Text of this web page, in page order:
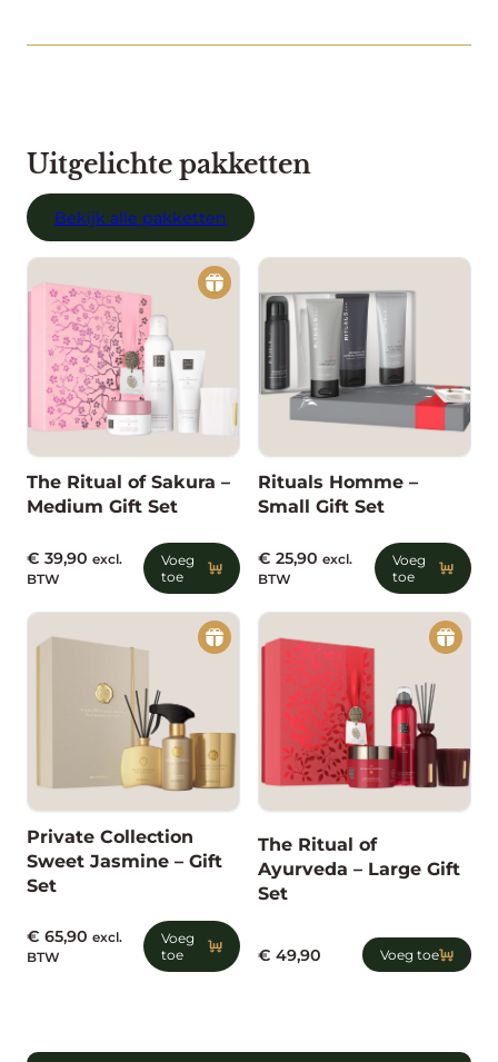
S
a
a
n
Uitgelichte pakketten
Bekijk alle pakketten
The Ritual of Sakura –
Medium Gift Set
Voeg
toe
€ 39,90 excl.
BTW
Rituals Homme –
Small Gift Set
Voeg
toe
€ 25,90 excl.
BTW
Private Collection
Sweet Jasmine – Gift
Set
Voeg
toe
€ 65,90 excl.
BTW
The Ritual of
Ayurveda – Large Gift
Set
Voeg toe
€ 49,90